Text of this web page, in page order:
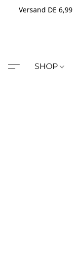
Versand DE
SHOP